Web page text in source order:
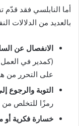
أما النابلسي فقد قدّم
بالعديد من الدلالات
الانفصال عن
(كمدير في
على التحرر من
التوبة والرجوع
رمزًا للتخلص من
خسارة فكرية أو